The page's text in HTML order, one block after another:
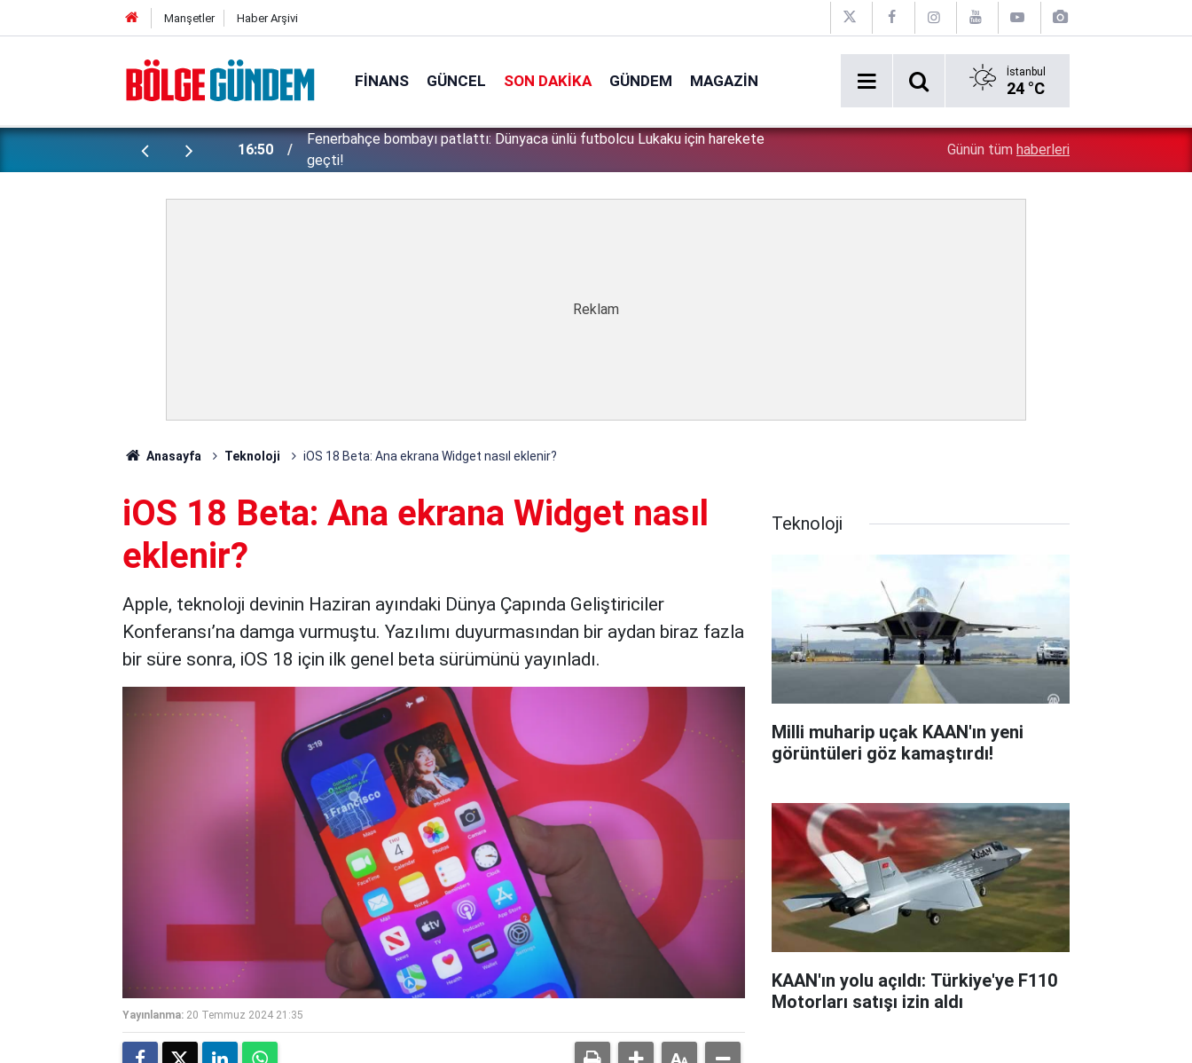
Manşetler Haber Arşivi
FINANS GÜNCEL SON DAKIKA GÜNDEM MAGAZIN İstanbul
24 °C
ünlü futbolcu Lukaku için harekete
15:37
Konuşanlar'da söyledikleri başını derde soktu: Peşine düşen emniyet Özbek
kadını gözaltına aldı!
Çin'in gözü doymuyor: Altın rezervleri doldu taştı!
Günün tüm haberleri
Anasayfa Teknoloji iOS 18 Beta: Ana ekrana Widget nasıl eklenir?
iOS 18 Beta: Ana ekrana Widget nasıl
eklenir?
Apple, teknoloji devinin Haziran ayındaki Dünya Çapında Geliştiriciler
Konferansı’na damga vurmuştu. Yazılımı duyurmasından bir aydan biraz fazla
bir süre sonra, iOS 18 için ilk genel beta sürümünü yayınladı.
Yayınlanma: 20 Temmuz 2024 21:35
Teknoloji
Milli muharip uçak KAAN'ın yeni
görüntüleri göz kamaştırdı!
KAAN'ın yolu açıldı: Türkiye'ye F110
Motorları satışı izin aldı